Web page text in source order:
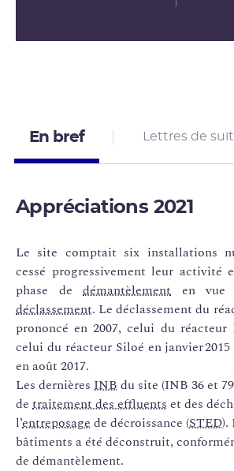
En bref Lettres de
Appréciations 2021
Le site comptait six installations
cessé progressivement leur activité
phase dedémantèlement en vue
déclassement. Le déclassement du
prononcé en 2007, celui du réacteur
celui du réacteur Siloé en janvier
en août 2017.
Les dernières INB du site (INB 36 et
de traitement des effluents et des
l’entreposage de décroissance (STED).
bâtiments a été déconstruit,
de démantèlement.